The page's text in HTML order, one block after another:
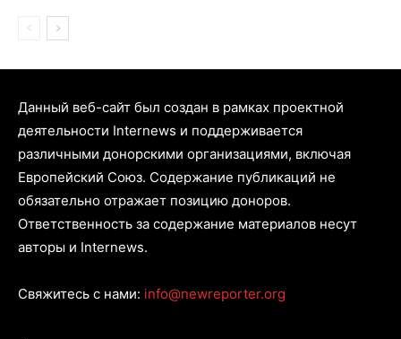
Данный веб-сайт был создан в рамках проектной
деятельности Internews и поддерживается
различными донорскими организациями, включая
Европейский Союз. Содержание публикаций не
обязательно отражает позицию доноров.
Ответственность за содержание материалов несут
авторы и Internews.
Свяжитесь с нами: info@newreporter.org